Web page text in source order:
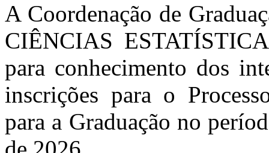
A Coordenação de
CIÊNCIAS
para conhecimento dos
inscrições para o
para a Graduação no